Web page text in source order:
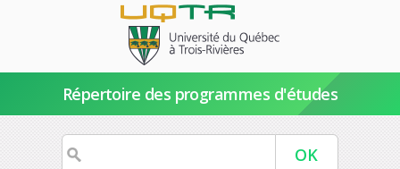
Répertoire des programmes d'études